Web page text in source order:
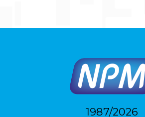
1987/2026